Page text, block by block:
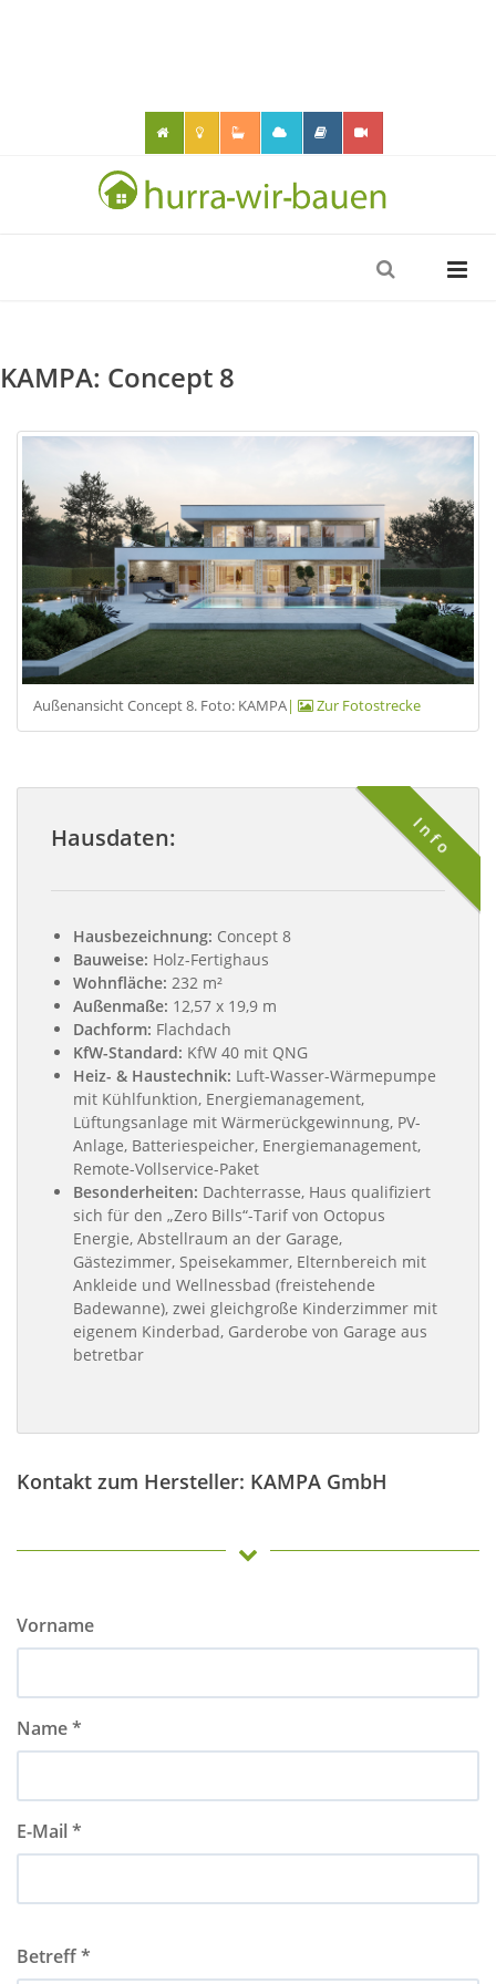
KAMPA: Concept 8
Außenansicht Concept 8. Foto: KAMPA| Zur Fotostrecke
Info
Hausdaten:
Hausbezeichnung: Concept 8
Bauweise: Holz-Fertighaus
Wohnfläche: 232 m²
Außenmaße: 12,57 x 19,9 m
Dachform: Flachdach
KfW-Standard: KfW 40 mit QNG
Heiz- & Haustechnik: Luft-Wasser-Wärmepumpe
mit Kühlfunktion, Energiemanagement,
Lüftungsanlage mit Wärmerückgewinnung, PV-
Anlage, Batteriespeicher, Energiemanagement,
Remote-Vollservice-Paket
Besonderheiten: Dachterrasse, Haus qualifiziert
sich für den „Zero Bills“-Tarif von Octopus
Energie, Abstellraum an der Garage,
Gästezimmer, Speisekammer, Elternbereich mit
Ankleide und Wellnessbad (freistehende
Badewanne), zwei gleichgroße Kinderzimmer mit
eigenem Kinderbad, Garderobe von Garage aus
betretbar
Kontakt zum Hersteller: KAMPA GmbH
Vorname
Name *
E-Mail *
Betreff *